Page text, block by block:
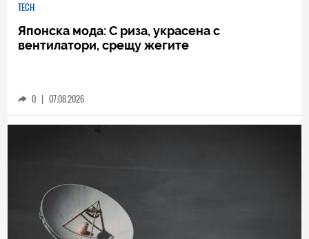
TECH
Японска мода: С риза, украсена с
вентилатори, срещу жегите
0 | 07.08.2026